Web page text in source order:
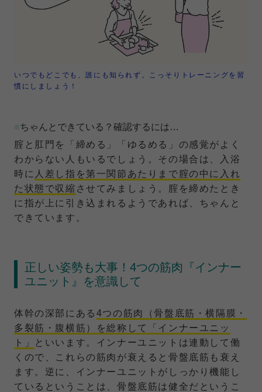
いつでもどこでも、誰にも知られず。こっそりトレーニングを習
慣にしましょう！
ちゃんとできている？確認するには…
腟と肛門を「締める」「ゆるめる」の感覚がよく
わからない人もいるでしょう。その場合は、入浴
時に 人差し指を第一関節あたりまで腟の中に入れ
た状態で収縮 させてみましょう。腟を締めたとき
に指が上に引き込まれるようであれば、ちゃんと
できています。
正しい姿勢も大事！4つの筋肉『インナー
ユニット』を意識して
体幹の深部にある 4つの筋肉（骨盤底筋・横隔膜・
多裂筋・腹横筋）を総称して「インナーユニッ
ト」
といいます。インナーユニットは連動して働
くので、これらの筋肉が衰えると骨盤底筋も衰え
ます。逆に、インナーユニットがしっかり機能し
ているということは、骨盤底筋は健全だというこ